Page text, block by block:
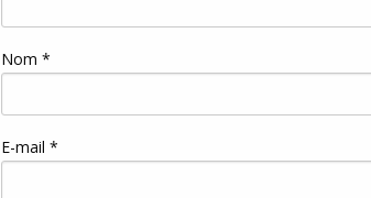
Nom *
E-mail *